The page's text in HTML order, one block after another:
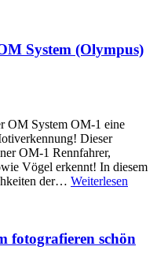
System (Olympus)
OM System OM-1 eine
Dieser
OM-1 Rennfahrer,
Vögel erkennt! In diesem
der… Weiterlesen
fotografieren schön